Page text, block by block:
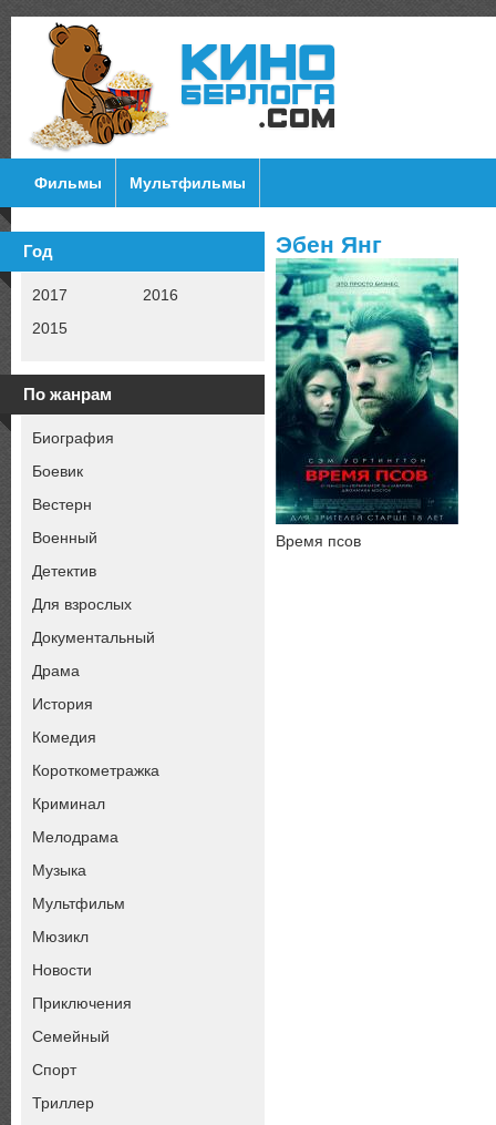
Фильмы Мультфильмы
Год
2017
2016
2015
По жанрам
Биография
Боевик
Вестерн
Военный
Детектив
Для взрослых
Документальный
Драма
История
Комедия
Короткометражка
Криминал
Мелодрама
Музыка
Мультфильм
Мюзикл
Новости
Приключения
Семейный
Спорт
Триллер
Эбен Янг
Время псов